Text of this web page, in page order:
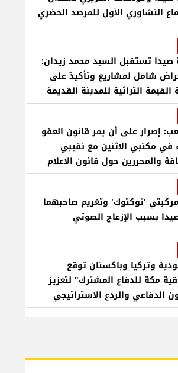
التشاوري الأول للمرصد الحضري
صيدا تستقبل السيد محمد زيدان:
شامل لمشاريع وتأكيدٌ على
القيمة التراثية للمدينة القديمة
إصرار على أن يمر قانون العفو
في مكتبي الاثنين مع نقيبي
والمحررين حول قانون الاعلام
'توكتوك' وتغريم صاحبهما
بسبب الإزعاج الصوتي
وتركيا وباكستان توقع
مكة للدفاع المشترك" لتعزيز
الدفاعي والردع الاستراتيجي